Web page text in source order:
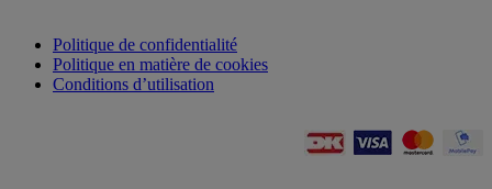
Politique de confidentialité
Politique en matière de cookies
Conditions d’utilisation